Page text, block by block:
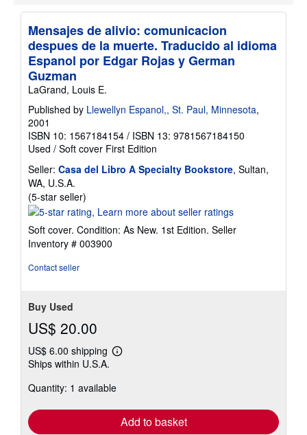
s
i
p
p
a
t
s
Mensajes de alivio: comunicacion
despues de la muerte. Traducido al idioma
Espanol por Edgar Rojas y German
Guzman
LaGrand, Louis E.
Published by Llewellyn Espanol,, St. Paul, Minnesota,
2001
ISBN 10: 1567184154 / ISBN 13: 9781567184150
Used / Soft cover First Edition
Seller: Casa del Libro A Specialty Bookstore, Sultan,
WA, U.S.A.
(5-star seller)
rating
out
of
Soft cover. Condition: As New. 1st Edition. Seller
Inventory # 003900
Contact seller
Buy Used
US$ 20.00
US$ 6.00 shipping
Learn
shipping
Ships within U.S.A.
Quantity: 1 available
Add to basket